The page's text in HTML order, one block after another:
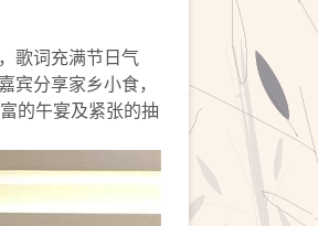
歌词充满节日气
分享家乡小食，
的午宴及紧张的抽